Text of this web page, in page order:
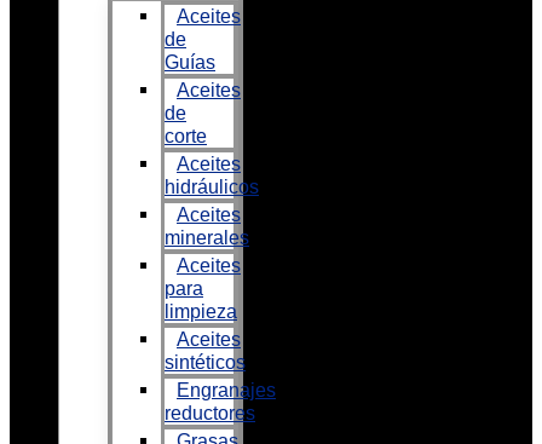
Aceites
de
Guías
Aceites
de
corte
Aceites
hidráulicos
Aceites
minerales
Aceites
para
limpieza
Aceites
sintéticos
Engranajes
reductores